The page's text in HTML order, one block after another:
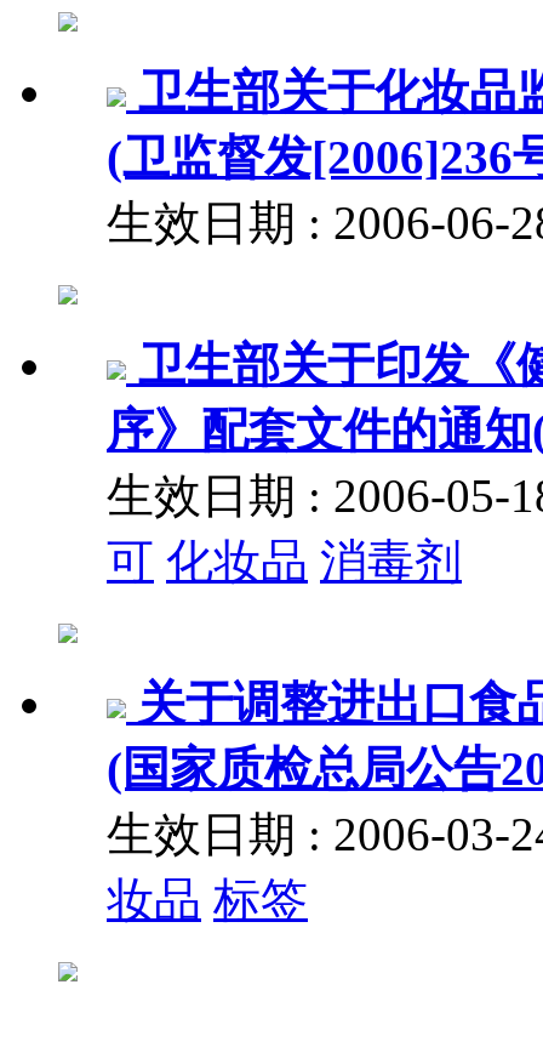
卫生部关于化妆品
(卫监督发[2006]236
生效日期 : 2006-06-
卫生部关于印发《
序》配套文件的通
生效日期 : 2006-05-
可 化妆品 消毒剂
关于调整进出口食
(国家质检总局公告
生效日期 : 2006-03-
妆品 标签